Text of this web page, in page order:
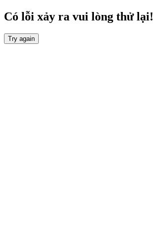
Có lỗi xảy ra vui lòng thử lại!
Try again